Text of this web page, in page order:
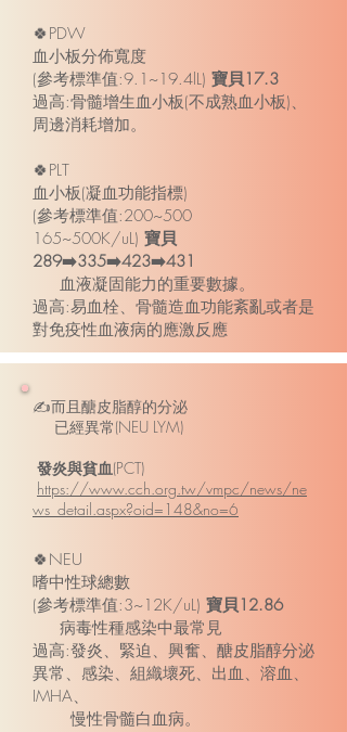
🍀PDW
血小板分佈寬度
(參考標準值:9.1~19.4lL) 寶貝17.3
過高:骨髓增生血小板(不成熟血小板)、
周邊消耗增加。
🍀PLT
血小板(凝血功能指標)
(參考標準值:200~500
165~500K/uL) 寶貝
289➡️335➡️423➡️431
血液凝固能力的重要數據。
過高:易血栓、骨髓造血功能紊亂或者是
對免疫性血液病的應激反應
✍️而且醣皮脂醇的分泌
已經異常(NEU LYM)
發炎與貧血(PCT)
https://www.cch.org.tw/vmpc/news/ne
ws_detail.aspx?oid=148&no=6
🍀NEU
嗜中性球總數
(參考標準值:3~12K/uL) 寶貝12.86
病毒性種感染中最常見
過高:發炎、緊迫、興奮、醣皮脂醇分泌
異常、感染、組織壞死、出血、溶血、
IMHA、
慢性骨髓白血病。